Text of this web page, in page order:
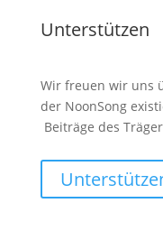
Unterstützen
Wir freuen wir uns
der NoonSong
Beiträge des